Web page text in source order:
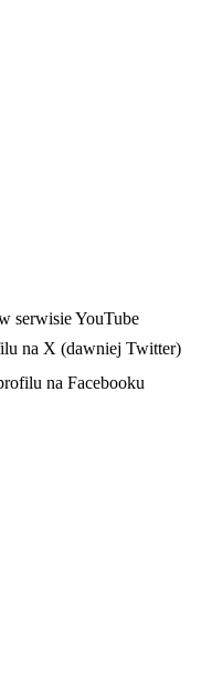
serwisie YouTube
na X (dawniej Twitter)
na Facebooku